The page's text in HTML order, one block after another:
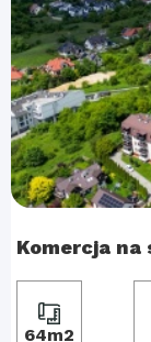
Komercja na
64m2